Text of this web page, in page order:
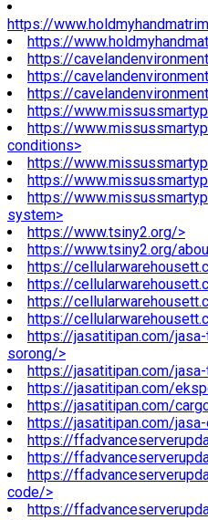
https://
https://
https://
https://
https://
https://
https://
conditions>
https://
https://
https://
system>
https://www.tsiny2.org/>
https://www.tsiny2.org/
https://
https://
https://
https://
https://jasatitipan.com/
sorong/>
https://jasatitipan.com/
https://jasatitipan.com/
https://jasatitipan.com/
https://jasatitipan.com/
https://
https://
https://
code/>
https://